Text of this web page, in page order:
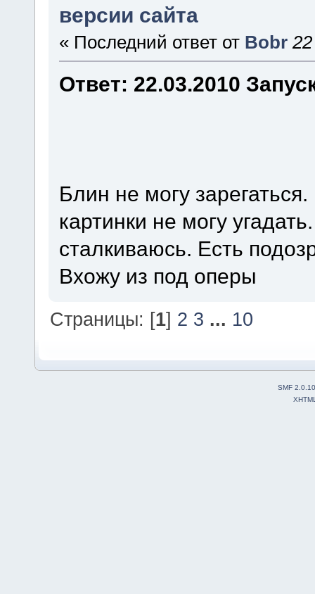
версии сайта
« Последний ответ от Bobr
Ответ: 22.03.2010
Блин не могу
картинки не могу
сталкиваюсь. Есть
Вхожу из под оперы
Страницы: [1] 2 3 ... 10
SMF 2.0.10